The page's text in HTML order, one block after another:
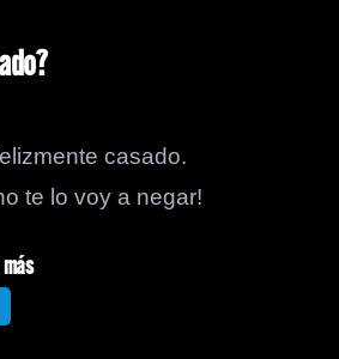
casado.
te lo voy a negar!